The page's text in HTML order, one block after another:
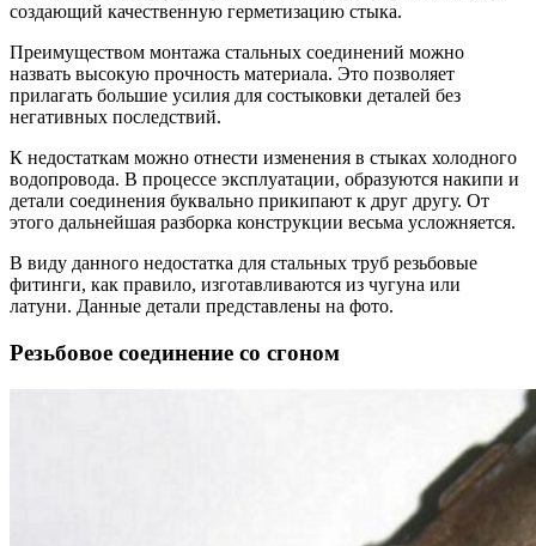
создающий качественную герметизацию стыка.
Преимуществом монтажа стальных соединений можно
назвать высокую прочность материала. Это позволяет
прилагать большие усилия для состыковки деталей без
негативных последствий.
К недостаткам можно отнести изменения в стыках холодного
водопровода. В процессе эксплуатации, образуются накипи и
детали соединения буквально прикипают к друг другу. От
этого дальнейшая разборка конструкции весьма усложняется.
В виду данного недостатка для стальных труб резьбовые
фитинги, как правило, изготавливаются из чугуна или
латуни. Данные детали представлены на фото.
Резьбовое соединение со сгоном